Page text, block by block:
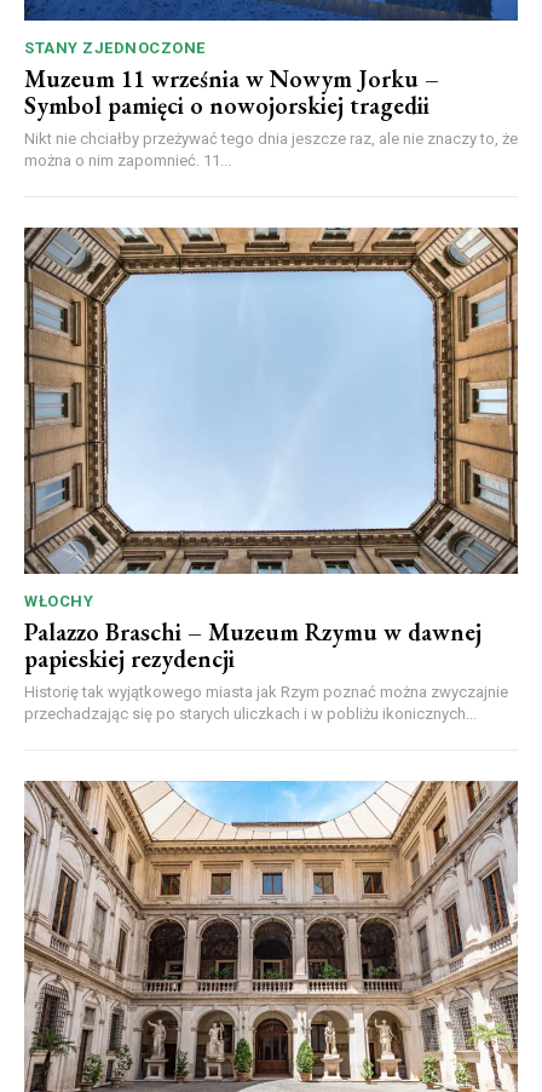
STANY ZJEDNOCZONE
Muzeum 11 września w Nowym Jorku –
Symbol pamięci o nowojorskiej tragedii
Nikt nie chciałby przeżywać tego dnia jeszcze raz, ale nie znaczy to, że
można o nim zapomnieć. 11...
WŁOCHY
Palazzo Braschi – Muzeum Rzymu w dawnej
papieskiej rezydencji
Historię tak wyjątkowego miasta jak Rzym poznać można zwyczajnie
przechadzając się po starych uliczkach i w pobliżu ikonicznych...